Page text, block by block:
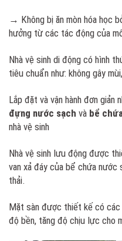
→ Không bị ăn mòn hóa học
hưởng từ các tác động của
Nhà vệ sinh di động có hình
tiêu chuẩn như: không gây
Lắp đặt và vận hành đơn giản
đựng nước sạch và bể
nhà vệ sinh
Nhà vệ sinh lưu động được
van xả đáy của bể chứa nước
thải.
Mặt sàn được thiết kế có
độ bền, tăng độ chịu lực cho